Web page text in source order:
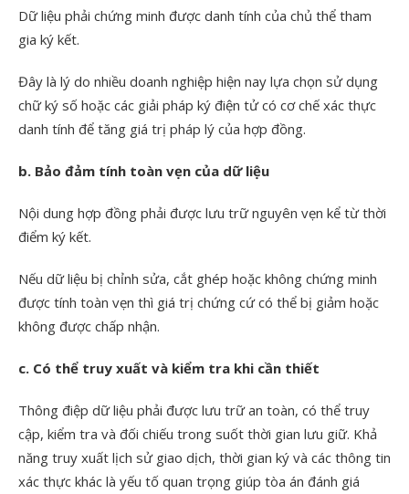
Dữ liệu phải chứng minh được danh tính của chủ thể tham
gia ký kết.
Đây là lý do nhiều doanh nghiệp hiện nay lựa chọn sử dụng
chữ ký số hoặc các giải pháp ký điện tử có cơ chế xác thực
danh tính để tăng giá trị pháp lý của hợp đồng.
b. Bảo đảm tính toàn vẹn của dữ liệu
Nội dung hợp đồng phải được lưu trữ nguyên vẹn kể từ thời
điểm ký kết.
Nếu dữ liệu bị chỉnh sửa, cắt ghép hoặc không chứng minh
được tính toàn vẹn thì giá trị chứng cứ có thể bị giảm hoặc
không được chấp nhận.
c. Có thể truy xuất và kiểm tra khi cần thiết
Thông điệp dữ liệu phải được lưu trữ an toàn, có thể truy
cập, kiểm tra và đối chiếu trong suốt thời gian lưu giữ. Khả
năng truy xuất lịch sử giao dịch, thời gian ký và các thông tin
xác thực khác là yếu tố quan trọng giúp tòa án đánh giá